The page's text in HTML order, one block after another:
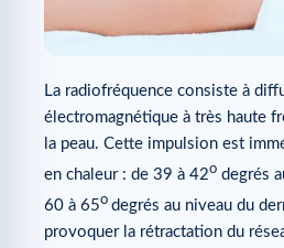
La radiofréquence consiste à
électromagnétique à très haute
la peau. Cette impulsion est
en chaleur : de 39 à 42o degrés
60 à 65o degrés au niveau du
provoquer la rétractation du